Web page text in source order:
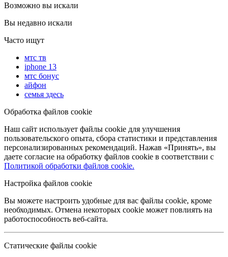
Возможно вы искали
Вы недавно искали
Часто ищут
мтс тв
iphone 13
мтс бонус
айфон
семья здесь
Обработка файлов cookie
Наш сайт использует файлы cookie для улучшения
пользовательского опыта, сбора статистики и представления
персонализированных рекомендаций. Нажав «Принять», вы
даете согласие на обработку файлов cookie в соответствии с
Политикой обработки файлов cookie.
Настройка файлов cookie
Вы можете настроить удобные для вас файлы cookie, кроме
необходимых. Отмена некоторых cookie может повлиять на
работоспособность веб-сайта.
Статические файлы cookie